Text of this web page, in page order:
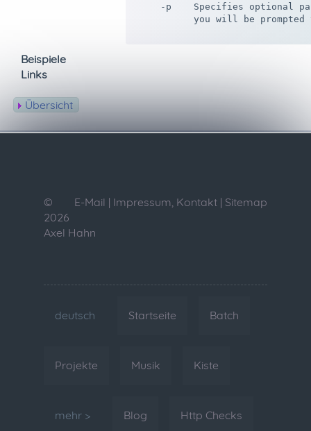
-p    Specifies optional
you will be prompted
Beispiele
Links
Übersicht
E-Mail | Impressum, Kontakt | Sitemap
©
2026
Axel Hahn
deutsch Startseite Batch
Projekte Musik Kiste
mehr > Blog Http Checks